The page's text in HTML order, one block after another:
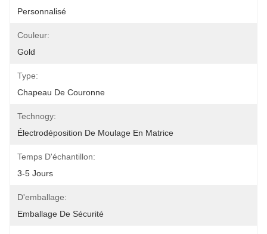
Personnalisé
Couleur:
Gold
Type:
Chapeau De Couronne
Technogy:
Électrodéposition De Moulage En Matrice
Temps D'échantillon:
3-5 Jours
D'emballage:
Emballage De Sécurité